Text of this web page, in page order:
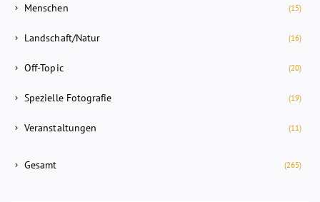
Menschen (15)
Landschaft/Natur (16)
Off-Topic (20)
Spezielle Fotografie (19)
Veranstaltungen (11)
Gesamt (265)